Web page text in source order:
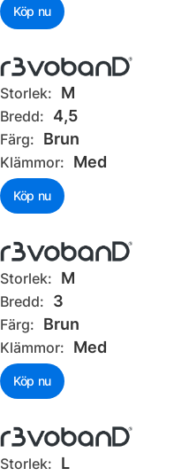
Köp nu
Storlek: M
Bredd: 4,5
Färg: Brun
Klämmor: Med
Köp nu
Storlek: M
Bredd: 3
Färg: Brun
Klämmor: Med
Köp nu
Storlek: L